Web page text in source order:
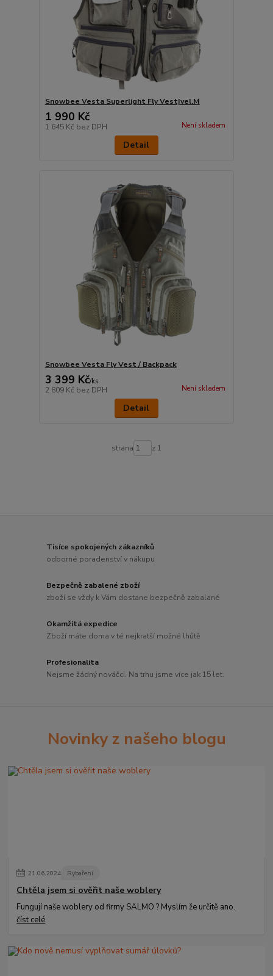
Snowbee Vesta Superlight Fly Vest|vel.M
1 990 Kč
1 645 Kč bez DPH Není skladem
Detail
Snowbee Vesta Fly Vest / Backpack
3 399 Kč/ks
2 809 Kč bez DPH Není skladem
Detail
strana z 1
Tisíce spokojených zákazníků
odborné poradenství v nákupu
Bezpečně zabalené zboží
zboží se vždy k Vám dostane bezpečně zabalané
Okamžitá expedice
Zboží máte doma v té nejkratší možné lhůtě
Profesionalita
Nejsme žádný nováčci. Na trhu jsme více jak 15 let.
Novinky z našeho blogu
21.06.2024 Rybaření
Chtěla jsem si ověřit naše woblery
Fungují naše woblery od firmy SALMO ? Myslím že určitě ano.
číst celé